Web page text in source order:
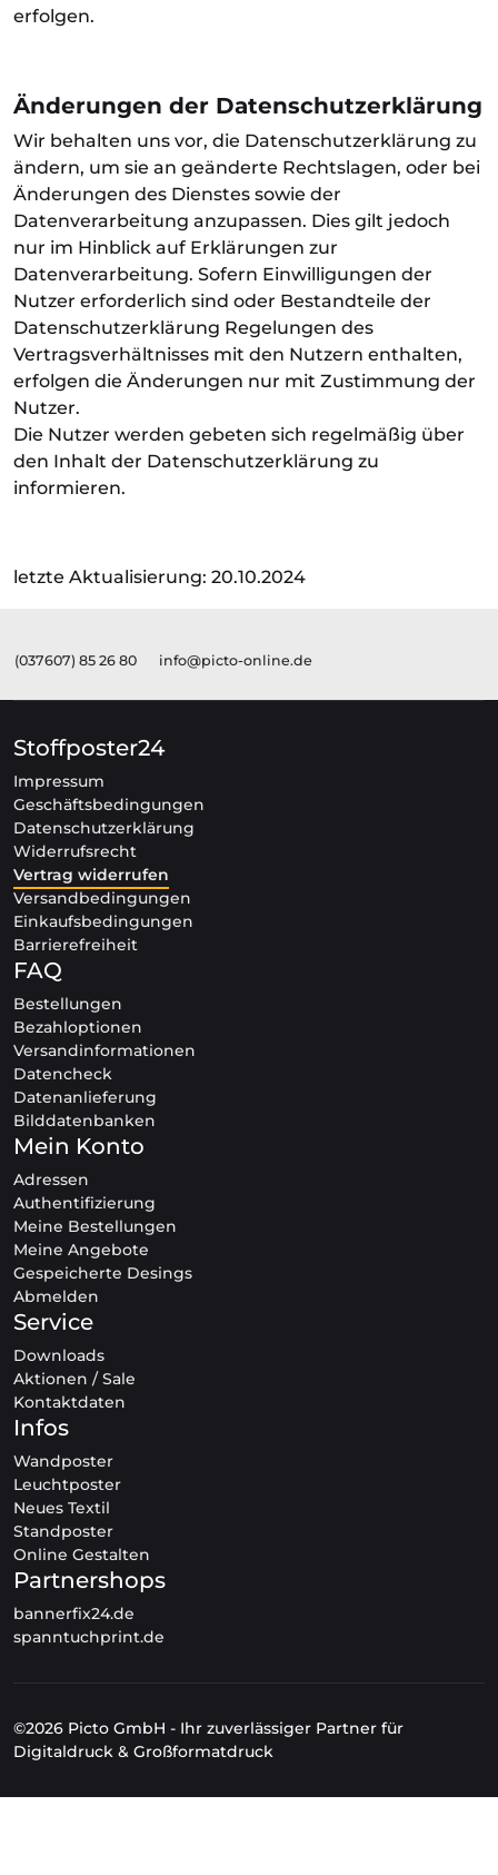
erfolgen.
Änderungen der Datenschutzerklärung
Wir behalten uns vor, die Datenschutzerklärung zu
ändern, um sie an geänderte Rechtslagen, oder bei
Änderungen des Dienstes sowie der
Datenverarbeitung anzupassen. Dies gilt jedoch
nur im Hinblick auf Erklärungen zur
Datenverarbeitung. Sofern Einwilligungen der
Nutzer erforderlich sind oder Bestandteile der
Datenschutzerklärung Regelungen des
Vertragsverhältnisses mit den Nutzern enthalten,
erfolgen die Änderungen nur mit Zustimmung der
Nutzer.
Die Nutzer werden gebeten sich regelmäßig über
den Inhalt der Datenschutzerklärung zu
informieren.
letzte Aktualisierung: 20.10.2024
(037607) 85 26 80 info@picto-online.de
Stoffposter24
Impressum
Geschäftsbedingungen
Datenschutzerklärung
Widerrufsrecht
Vertrag widerrufen
Versandbedingungen
Einkaufsbedingungen
Barrierefreiheit
FAQ
Bestellungen
Bezahloptionen
Versandinformationen
Datencheck
Datenanlieferung
Bilddatenbanken
Mein Konto
Adressen
Authentifizierung
Meine Bestellungen
Meine Angebote
Gespeicherte Desings
Abmelden
Service
Downloads
Aktionen / Sale
Kontaktdaten
Infos
Wandposter
Leuchtposter
Neues Textil
Standposter
Online Gestalten
Partnershops
bannerfix24.de
spanntuchprint.de
©2026 Picto GmbH - Ihr zuverlässiger Partner für
Digitaldruck & Großformatdruck